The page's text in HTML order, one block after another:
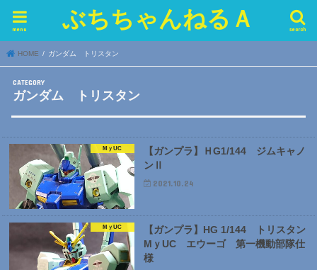
ぶちちゃんねるＡ search
menu
HOME ガンダム トリスタン
ガンダム トリスタン
MｙUC
【ガンプラ】ＨG1/144 ジムキャノ
ンⅡ
2021.10.24
MｙUC
【ガンプラ】HG 1/144 トリスタン
MｙUC エウーゴ 第一機動部隊仕
様